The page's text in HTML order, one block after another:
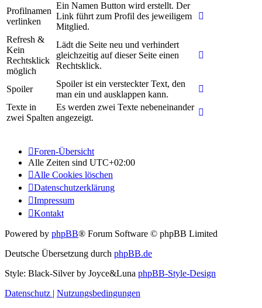
Profilnamen
verlinken
Ein Namen Button wird erstellt. Der
Link führt zum Profil des jeweiligem
Mitglied.
Refresh &
Kein
Rechtsklick
möglich
Lädt die Seite neu und verhindert
gleichzeitig auf dieser Seite einen
Rechtsklick.
Spoiler
Spoiler ist ein versteckter Text, den
man ein und ausklappen kann.
Texte in
zwei Spalten
Es werden zwei Texte nebeneinander
angezeigt.
Foren-Übersicht
Alle Zeiten sind UTC+02:00
Alle Cookies löschen
Datenschutzerklärung
Impressum
Kontakt
Powered by phpBB® Forum Software © phpBB Limited
Deutsche Übersetzung durch phpBB.de
Style: Black-Silver by Joyce&Luna phpBB-Style-Design
Datenschutz | Nutzungsbedingungen